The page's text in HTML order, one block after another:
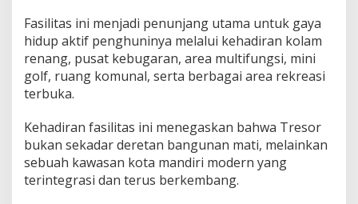
Fasilitas ini menjadi penunjang utama untuk gaya
hidup aktif penghuninya melalui kehadiran kolam
renang, pusat kebugaran, area multifungsi, mini
golf, ruang komunal, serta berbagai area rekreasi
terbuka.
Kehadiran fasilitas ini menegaskan bahwa Tresor
bukan sekadar deretan bangunan mati, melainkan
sebuah kawasan kota mandiri modern yang
terintegrasi dan terus berkembang.